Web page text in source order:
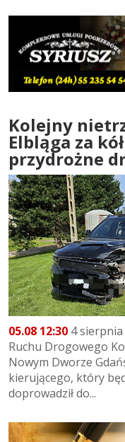
Kolejny
Elbląga za
przydrożne
05.08 12:30 4 sierpnia
Ruchu Drogowego
Nowym Dworze
kierującego, który
doprowadził do...